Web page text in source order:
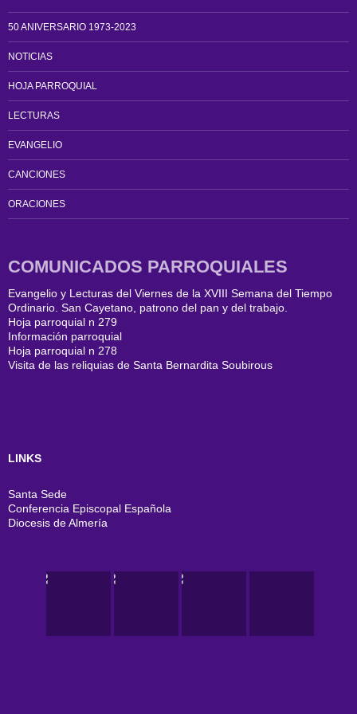
50 ANIVERSARIO 1973-2023
NOTICIAS
HOJA PARROQUIAL
LECTURAS
EVANGELIO
CANCIONES
ORACIONES
COMUNICADOS PARROQUIALES
Evangelio y Lecturas del Viernes de la XVIII Semana del Tiempo
Ordinario. San Cayetano, patrono del pan y del trabajo.
Hoja parroquial n 279
Información parroquial
Hoja parroquial n 278
Visita de las reliquias de Santa Bernardita Soubirous
LINKS
Santa Sede
Conferencia Episcopal Española
Diocesis de Almería